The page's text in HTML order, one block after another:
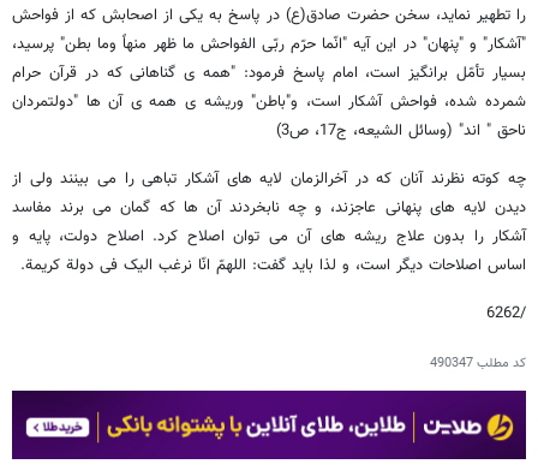
را تطهیر نماید، سخن حضرت صادق(ع) در پاسخ به یکی از اصحابش که از فواحش
"آشکار" و "پنهان" در این آیه "انّما حرّم ربّی الفواحش ما ظهر منهاً وما بطن" پرسید،
بسیار تأمّل برانگیز است، امام پاسخ فرمود: "همه ی گناهانی که در قرآن حرام
شمرده شده، فواحش آشکار است، و"باطن" وریشه ی همه ی آن ها "دولتمردان
ناحق " اند" (وسائل الشیعه، ج17، ص3)
چه کوته نظرند آنان که در آخرالزمان لایه های آشکار تباهی را می بینند ولی از
دیدن لایه های پنهانی عاجزند، و چه نابخردند آن ها که گمان می برند مفاسد
آشکار را بدون علاج ریشه های آن می توان اصلاح کرد. اصلاح دولت، پایه و
اساس اصلاحات دیگر است، و لذا باید گفت: اللهمّ انّا نرغب الیک فی دولة کریمة.
/6262
کد مطلب490347